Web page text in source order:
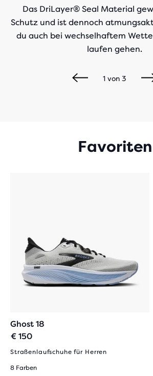
Das DriLayer® Seal Material
Schutz und ist dennoch
du auch bei wechselhaftem
laufen gehen.
1 von 3
Favoriten
Ghost 18
€ 150
Straßenlaufschuhe für Herren
8 Farben